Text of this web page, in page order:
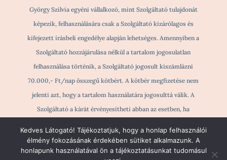
György Szilvia egyéni vállalkozó, mint Szolgáltató tulajdonát
képezik, felhasználására csak a Szolgáltató kizárólagos és
kifejezett írásbeli engedélye alapján lehetséges. Amennyiben a
Szolgáltató hozzájárulása nélkül a tartalom jogosulatlan
felhasználása történik, a Szolgáltató jogosult kiszámlázni
70.000,- Ft/nap összegű kötbért. A kötbér megfizetése nem
jelenti azt, hogy a tartalom használatára jogosulttá válik. A
Szolgáltató a kárát érvényesítheti abban az esetben, ha
részére kárt okoz.
Kedves Látogató! Tájékoztatjuk, hogy a honlap felhasználói
élmény fokozásának érdekében sütiket alkalmazunk. A
honlapunk használatával ön a tájékoztatásunkat tudomásul